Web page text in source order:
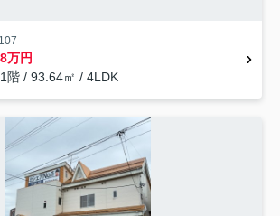
万円
階 / 93.64㎡ / 4LDK